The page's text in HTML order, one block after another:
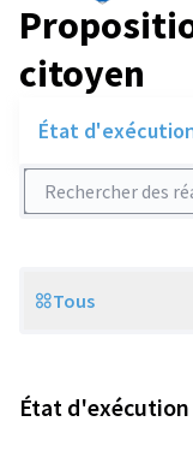
citoyen
État
Rechercher des
Scope
Tous
État